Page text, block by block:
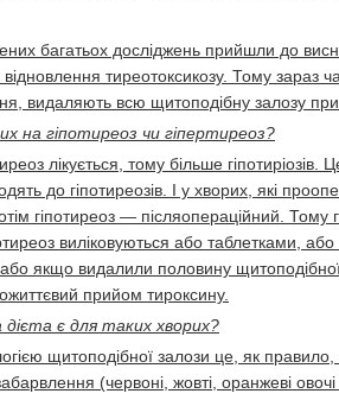
багатьох досліджень прийшли до
відновлення тиреотоксикозу. Тому
видаляють всю щитоподібну залозу
на гіпотиреоз чи гіпертиреоз?
лікується, тому більше
до гіпотиреозів. І у хворих, які
гіпотиреоз — післяопераційний. Тому
виліковуються або таблетками,
якщо видалили половину
прийом тироксину.
дієта є для таких хворих?
щитоподібної залози це, як
(червоні, жовті, оранжеві